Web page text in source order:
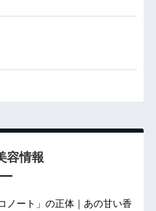
容情報
ノート」の正体｜あの甘い香